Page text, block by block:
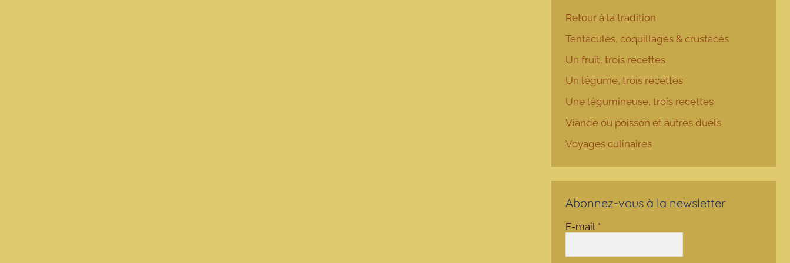
Retour à la tradition
Tentacules, coquillages & crustacés
Un fruit, trois recettes
Un légume, trois recettes
Une légumineuse, trois recettes
Viande ou poisson et autres duels
Voyages culinaires
Abonnez-vous à la newsletter
E-mail *